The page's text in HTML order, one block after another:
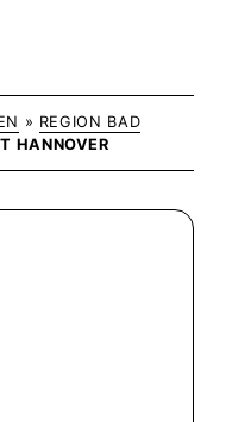
» REGION BAD
HANNOVER